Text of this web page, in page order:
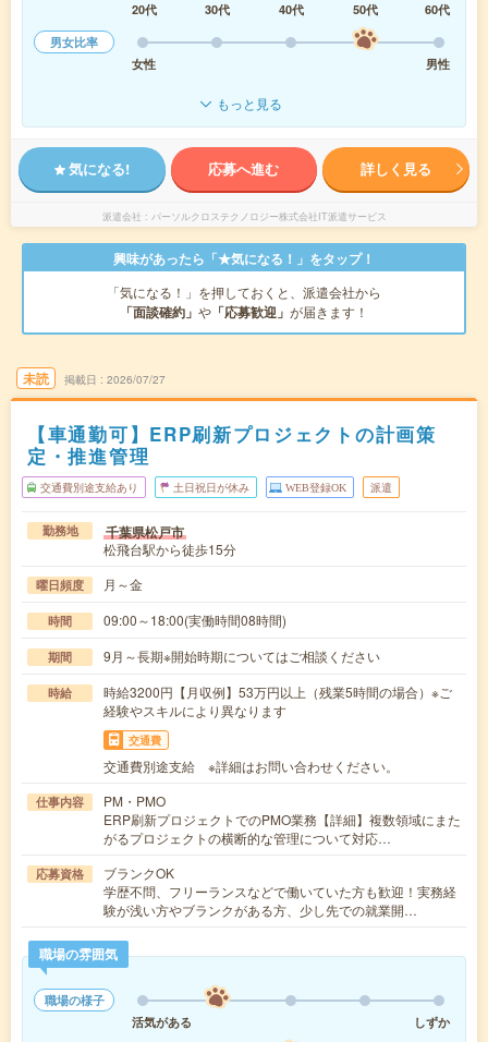
20代
30代 40代 50代
60代
男女比率
女性
男性
もっと見る
気になる! 応募へ進む 詳しく見る
派遣会社 パーソルクロステクノロジー株式会社IT派遣サービス
興味があったら「★気になる！」をタップ！
「気になる！」を押しておくと、派遣会社から
「面談確約」 や 「応募歓迎」 が届きます！
未読 掲載日 2026/07/27
【車通勤可】ERP刷新プロジェクトの計画策
定・推進管理
交通費別途支給あり 土日祝日が休み WEB登録OK 派遣
勤務地 千葉県松戸市
松飛台駅から徒歩15分
曜日頻度 月～金
時間 09:00～18:00(実働時間08時間)
期間 9月～長期※開始時期についてはご相談ください
時給
時給3200円【月収例】53万円以上（残業5時間の場合）※ご
経験やスキルにより異なります
交通費
交通費別途支給 ※詳細はお問い合わせください。
仕事内容
PM・PMO
ERP刷新プロジェクトでのPMO業務【詳細】複数領域にまた
がるプロジェクトの横断的な管理について対応…
応募資格
ブランクOK
学歴不問、フリーランスなどで働いていた方も歓迎！実務経
験が浅い方やブランクがある方、少し先での就業開…
職場の雰囲気
職場の様子
活気がある
しずか